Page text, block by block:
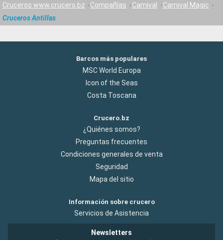
Cruceros www.crucero.bz Compañías Carnival
Carnival Magic
Cruceros Antillas
Barcos más populares
MSC World Europa
Icon of the Seas
Costa Toscana
Crucero.bz
¿Quiénes somos?
Preguntas frecuentes
Condiciones generales de venta
Seguridad
Mapa del sitio
Información sobre crucero
Servicios de Asistencia
Newsletters